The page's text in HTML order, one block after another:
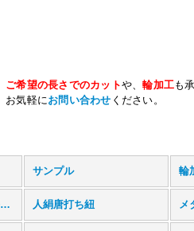
ご希望の長さでのカットや、輪加工も
お気軽にお問い合わせ ください。
サンプル 輪
和風平ゴム・和風ラメ平ゴム 人絹唐打ち紐 メ